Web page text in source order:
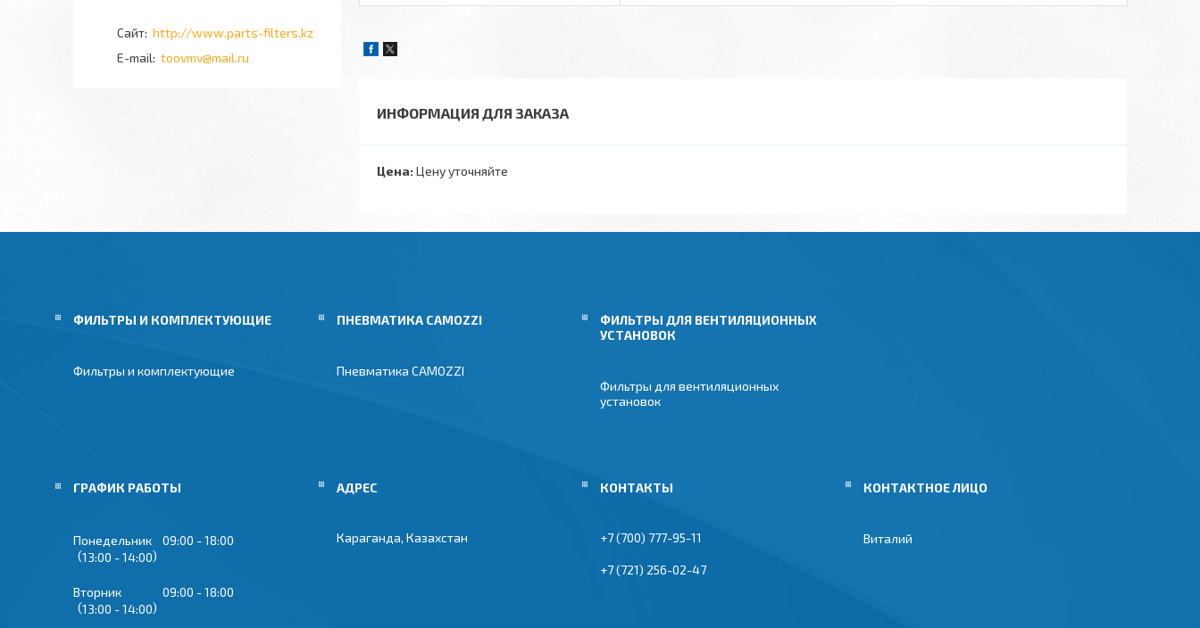
ИНФОРМАЦИЯ ДЛЯ ЗАКАЗА
Цена: Цену уточняйте
http://www.parts-filters.kz
toovmv@mail.ru
ФИЛЬТРЫ И КОМПЛЕКТУЮЩИЕ
Фильтры и комплектующие
ПНЕВМАТИКА CAMOZZI
Пневматика CAMOZZI
ФИЛЬТРЫ ДЛЯ ВЕНТИЛЯЦИОННЫХ
УСТАНОВОК
Фильтры для вентиляционных
установок
ГРАФИК РАБОТЫ
Понедельник 09:00
18:00
13:00
14:00
Вторник 09:00
18:00
13:00
14:00
Караганда, Казахстан +7 (700) 777-95-11
+7 (721) 256-02-47
Виталий